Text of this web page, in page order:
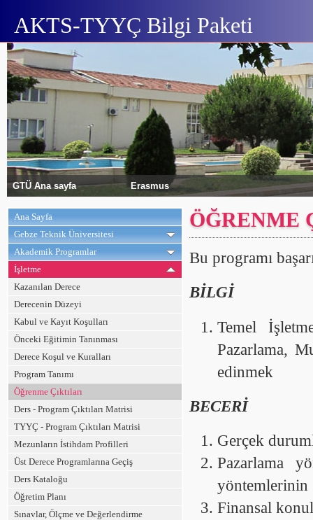
AKTS-TYYÇ Bilgi Paketi
GTÜ Ana sayfa Erasmus
Ana Sayfa
Gebze Teknik Üniversitesi
Akademik Programlar
İşletme
Kazanılan Derece
Derecenin Düzeyi
Kabul ve Kayıt Koşulları
Önceki Eğitimin Tanınması
Derece Koşul ve Kuralları
Program Tanımı
Öğrenme Çıktıları
Ders - Program Çıktıları Matrisi
TYYÇ - Program Çıktıları Matrisi
Mezunların İstihdam Profilleri
Üst Derece Programlarına Geçiş
Ders Kataloğu
Öğretim Planı
Sınavlar, Ölçme ve Değerlendirme
Bu programı
BİLGİ
Temel
Pazarlama,
edinmek
BECERİ
Gerçek
Pazarlama
yöntemlerinin
Finansal